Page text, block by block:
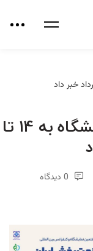
شیروانی از تغییر زمان نمایشگاه به 14 تا
0 دیدگاه